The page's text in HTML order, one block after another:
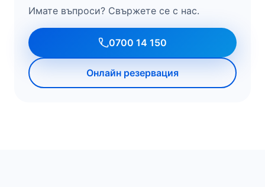
Имате въпроси? Свържете се с нас.
0700 14 150
Онлайн резервация